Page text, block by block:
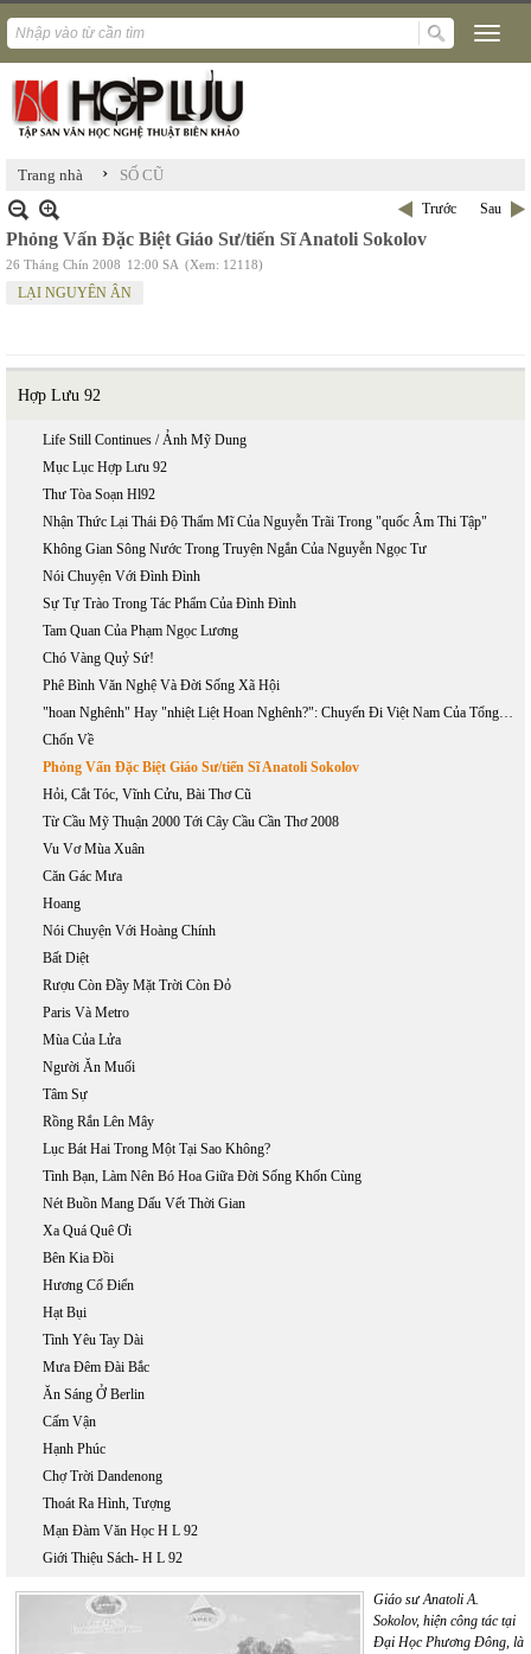
Trang nhà › SỐ CŨ
Trước Sau
Phỏng Vấn Đặc Biệt Giáo Sư/tiến Sĩ Anatoli Sokolov
26 Tháng Chín 2008 12:00 SA (Xem: 12118)
LẠI NGUYÊN ÂN
Hợp Lưu 92
Life Still Continues / Ảnh Mỹ Dung
Mục Lục Hợp Lưu 92
Thư Tòa Soạn Hl92
Nhận Thức Lại Thái Độ Thẩm Mĩ Của Nguyễn Trãi Trong "quốc Âm Thi Tập"
Không Gian Sông Nước Trong Truyện Ngắn Của Nguyễn Ngọc Tư
Nói Chuyện Với Đình Đình
Sự Tự Trào Trong Tác Phẩm Của Đình Đình
Tam Quan Của Phạm Ngọc Lương
Chó Vàng Quỷ Sứ!
Phê Bình Văn Nghệ Và Đời Sống Xã Hội
"hoan Nghênh" Hay "nhiệt Liệt Hoan Nghênh?": Chuyến Đi Việt Nam Của Tổng Thống Bush, 17-20/11/2006
Chốn Về
Phỏng Vấn Đặc Biệt Giáo Sư/tiến Sĩ Anatoli Sokolov
Hỏi, Cắt Tóc, Vĩnh Cửu, Bài Thơ Cũ
Từ Cầu Mỹ Thuận 2000 Tới Cây Cầu Cần Thơ 2008
Vu Vơ Mùa Xuân
Căn Gác Mưa
Hoang
Nói Chuyện Với Hoàng Chính
Bất Diệt
Rượu Còn Đầy Mặt Trời Còn Đỏ
Paris Và Metro
Mùa Của Lửa
Người Ăn Muối
Tâm Sự
Rồng Rắn Lên Mây
Lục Bát Hai Trong Một Tại Sao Không?
Tình Bạn, Làm Nên Bó Hoa Giữa Đời Sống Khốn Cùng
Nét Buồn Mang Dấu Vết Thời Gian
Xa Quá Quê Ơi
Bên Kia Đồi
Hương Cổ Điển
Hạt Bụi
Tình Yêu Tay Dài
Mưa Đêm Đài Bắc
Ăn Sáng Ở Berlin
Cấm Vận
Hạnh Phúc
Chợ Trời Dandenong
Thoát Ra Hình, Tượng
Mạn Đàm Văn Học H L 92
Giới Thiệu Sách- H L 92
Giáo sư Anatoli A.
Sokolov, hiện công tác tại
Đại Học Phương Đông, là